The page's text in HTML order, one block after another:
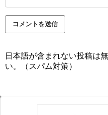
日本語が含まれない投稿は
い。（スパム対策）